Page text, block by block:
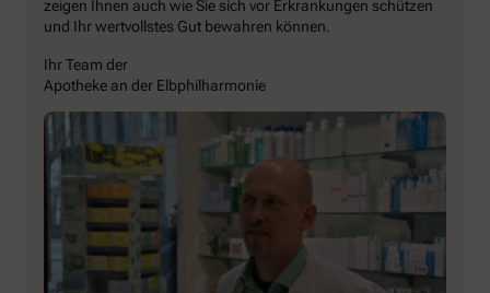
zeigen Ihnen auch wie Sie sich vor Erkrankungen schützen
und Ihr wertvollstes Gut bewahren können.
Ihr Team der
Apotheke an der Elbphilharmonie